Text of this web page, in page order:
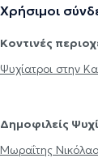
Χρήσιμοι
Κοντινές
Ψυχίατροι στην
Δημοφιλείς
Μωραΐτης